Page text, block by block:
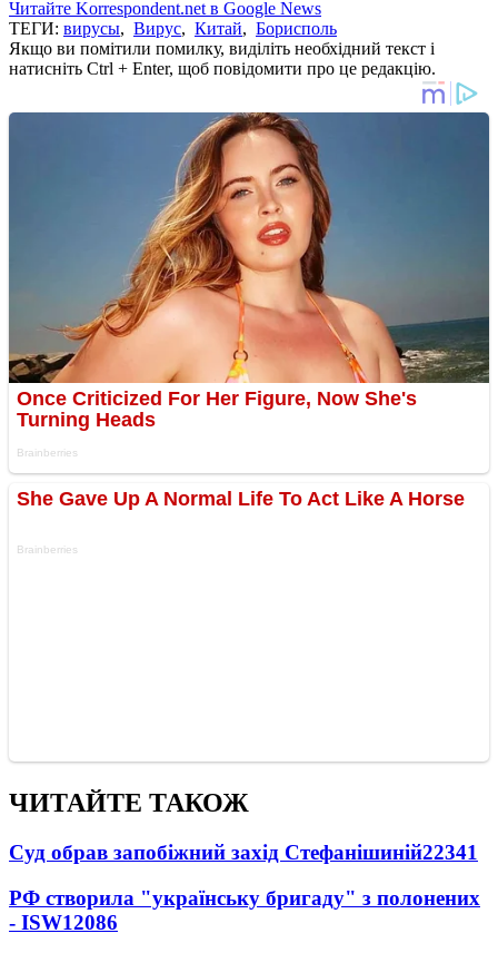
Читайте Korrespondent.net в Google News
ТЕГИ: вирусы, Вирус, Китай, Борисполь
Якщо ви помітили помилку, виділіть необхідний текст і
натисніть Ctrl + Enter, щоб повідомити про це редакцію.
ЧИТАЙТЕ ТАКОЖ
Суд обрав запобіжний захід Стефанішиній22341
РФ створила "українську бригаду" з полонених
- ISW12086